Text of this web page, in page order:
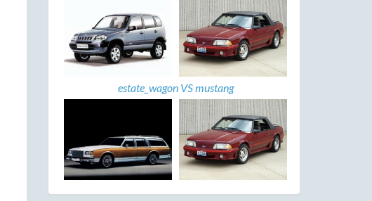
estate_wagon VS mustang